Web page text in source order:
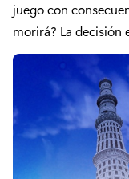
juego con
morirá? La decisión